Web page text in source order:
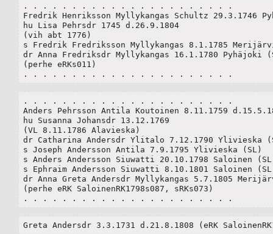
. . . . . . . . . . . . . . . . . . . . . .
Fredrik Henriksson Myllykangas Schultz 29.3.1746
hu Lisa Pehrsdr 1745 d.26.9.1804
(vih abt 1776)
s Fredrik Fredriksson Myllykangas 8.1.1785
dr Anna Fredriksdr Myllykangas 16.1.1780 Pyhäjoki
(perhe eRKs011)
. . . . . . . . . . . . . . . . . . . . . .
. . . . . . . . . . . . . . . . . . . . . .
Anders Pehrsson Antila Koutoinen 8.11.1759
hu Susanna Johansdr 13.12.1769
(VL 8.11.1786 Alavieska)
dr Catharina Andersdr Ylitalo 7.12.1790 Ylivieska
s Joseph Andersson Antila 7.9.1795 Ylivieska (SL)
s Anders Andersson Siuwatti 20.10.1798 Saloinen
s Ephraim Andersson Siuwatti 8.10.1801 Saloinen
dr Anna Greta Andersdr Myllykangas 5.7.1805
(perhe eRK SaloinenRK1798s087, sRKs073)
. . . . . . . . . . . . . . . . . . . . . .
Greta Andersdr 3.3.1731 d.21.8.1808 (eRK